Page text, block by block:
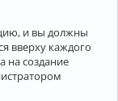
и вы должны
вверху каждого
на создание